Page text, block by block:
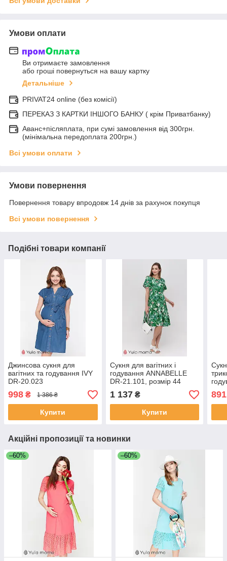
Умови оплати
Ви отримаєте замовлення
або гроші повернуться на вашу картку
Детальніше
PRIVAT24 online (без комісії)
ПЕРЕКАЗ З КАРТКИ ІНШОГО БАНКУ ( крім Приватбанку)
Аванс+післяплата, при сумі замовлення від 300грн.
(мінімальна передоплата 200грн.)
Всі умови оплати
Умови повернення
Повернення товару впродовж 14 днів за рахунок покупця
Всі умови повернення
Подібні товари компанії
Джинсова сукня для
вагітних та годування IVY
DR-20.023
998 ₴ 1 386 ₴
Купити
Сукня для вагітних і
годування ANNABELLE
DR-21.101, розмір 44
1 137₴
Купити
891
Акційні пропозиції та новинки
–60% –60%